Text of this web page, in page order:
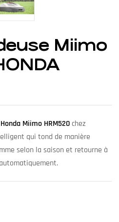
Miimo
Miimo HRM520 chez
qui tond de manière
selon la saison et retourne à